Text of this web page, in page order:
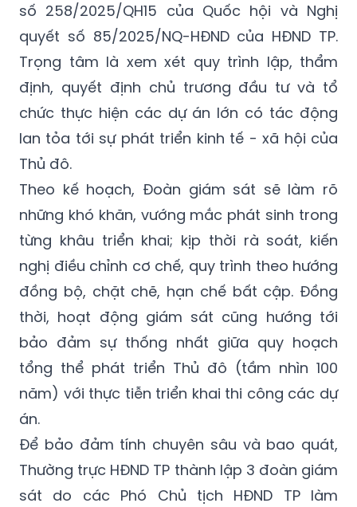
số 258/2025/QH15 của Quốc hội và Nghị
quyết số 85/2025/NQ-HĐND của HĐND TP.
Trọng tâm là xem xét quy trình lập, thẩm
định, quyết định chủ trương đầu tư và tổ
chức thực hiện các dự án lớn có tác động
lan tỏa tới sự phát triển kinh tế - xã hội của
Thủ đô.
Theo kế hoạch, Đoàn giám sát sẽ làm rõ
những khó khăn, vướng mắc phát sinh trong
từng khâu triển khai; kịp thời rà soát, kiến
nghị điều chỉnh cơ chế, quy trình theo hướng
đồng bộ, chặt chẽ, hạn chế bất cập. Đồng
thời, hoạt động giám sát cũng hướng tới
bảo đảm sự thống nhất giữa quy hoạch
tổng thể phát triển Thủ đô (tầm nhìn 100
năm) với thực tiễn triển khai thi công các dự
án.
Để bảo đảm tính chuyên sâu và bao quát,
Thường trực HĐND TP thành lập 3 đoàn giám
sát do các Phó Chủ tịch HĐND TP làm